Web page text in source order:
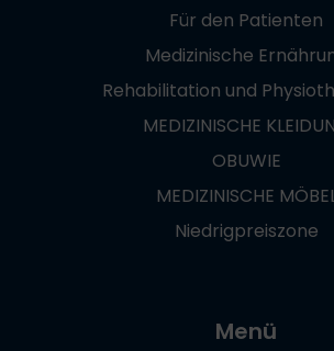
Für den Patienten
Medizinische
Rehabilitation und
MEDIZINISCHE
OBUWIE
MEDIZINISCHE
Niedrigpreiszone
Menü